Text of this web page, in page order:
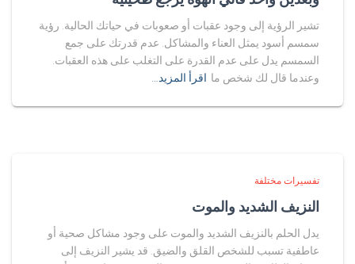
تشير الرؤية إلى وجود عقبات أو صعوبات في حياتك الحالية. رؤية
سمسم أسود يمثل العناء والمشاكل. عدم قدرتك على جمع
السمسم يدل على عدم القدرة على التغلب على هذه العقبات.
وعندما قال لك شخص ما اقرأ المزيد…
تفسيرات مختلفة
النزيف الشديد والموت
يدل الحلم بالنزيف الشديد والموت على وجود مشاكل صحية أو
عاطفية تسبب للشخص القلق والضيق. قد يشير النزيف إلى